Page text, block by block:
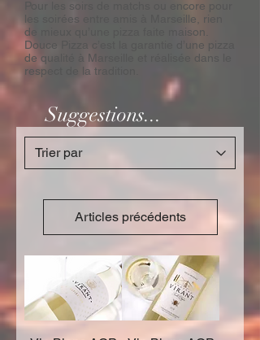
Pour les soirs de matchs ou encore pour
les soirées entre amis à Marseille, rien
de mieux qu’une pizza faite maison.
Douce Pizza c’est la garantie d’une pizza
de qualité à Marseille et réalisée dans le
respect de la tradition.
Articles précédents
Suggestions...